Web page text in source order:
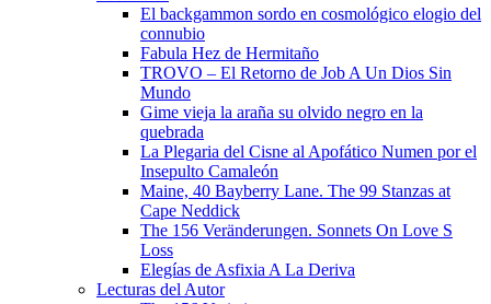
El backgammon sordo en cosmológico elogio del
connubio
Fabula Hez de Hermitaño
TROVO – El Retorno de Job A Un Dios Sin
Mundo
Gime vieja la araña su olvido negro en la
quebrada
La Plegaria del Cisne al Apofático Numen por el
Insepulto Camaleón
Maine, 40 Bayberry Lane. The 99 Stanzas at
Cape Neddick
The 156 Veränderungen. Sonnets On Love S
Loss
Elegías de Asfixia A La Deriva
Lecturas del Autor